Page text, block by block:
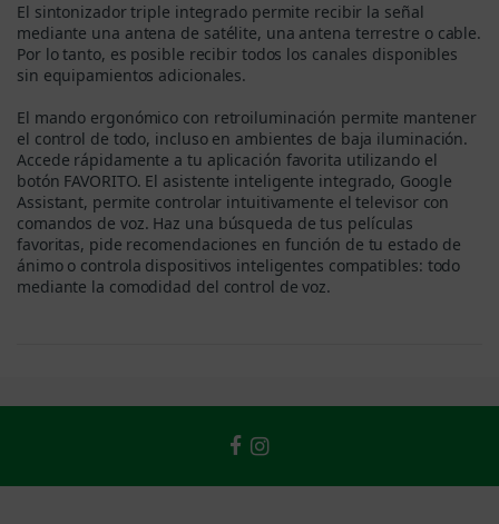
El sintonizador triple integrado permite recibir la señal
mediante una antena de satélite, una antena terrestre o cable.
Por lo tanto, es posible recibir todos los canales disponibles
sin equipamientos adicionales.
El mando ergonómico con retroiluminación permite mantener
el control de todo, incluso en ambientes de baja iluminación.
Accede rápidamente a tu aplicación favorita utilizando el
botón FAVORITO. El asistente inteligente integrado, Google
Assistant, permite controlar intuitivamente el televisor con
comandos de voz. Haz una búsqueda de tus películas
favoritas, pide recomendaciones en función de tu estado de
ánimo o controla dispositivos inteligentes compatibles: todo
mediante la comodidad del control de voz.